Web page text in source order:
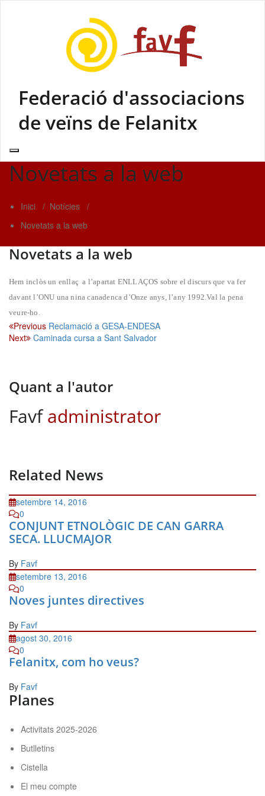
Federació d'associacions
de veïns de Felanitx
Novetats a la web
Inici / Notícies /
Novetats a la web
Novetats a la web
Hem inclòs un enllaç a l’apartat ENLLAÇOS sobre el discurs que va fer
davant l’ONU una nina canadenca d’Onze anys, l’any 1992.Val la pena
veure-ho.
Navegació
d'entrades
Previous Reclamació a GESA-ENDESA
Next Caminada cursa a Sant Salvador
Quant a l'autor
Favfadministrator
Related News
setembre 14, 2016
0
CONJUNT ETNOLÒGIC DE CAN GARRA
SECA. LLUCMAJOR
By Favf
setembre 13, 2016
0
Noves juntes directives
By Favf
agost 30, 2016
0
Felanitx, com ho veus?
By Favf
Planes
Activitats 2025-2026
Butlletins
Cistella
El meu compte